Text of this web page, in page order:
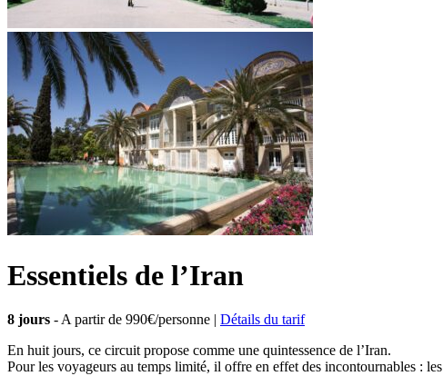
Essentiels de l’Iran
8 jours - A partir de 990€/personne | Détails du tarif
En huit jours, ce circuit propose comme une quintessence de l’Iran.
Pour les voyageurs au temps limité, il offre en effet des incontournables : les